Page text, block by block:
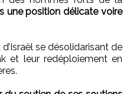
une position délicate voire
se désolidarisant de
et leur redéploiement en